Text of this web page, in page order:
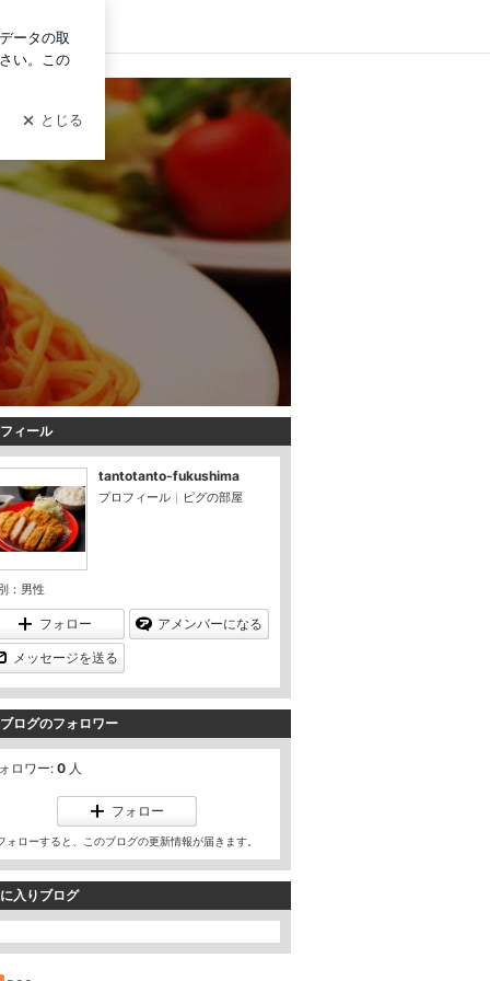
イン
ィール
tantotanto-fukushima
プロフィール ｜ ピグの部屋
： 男性
フォロー アメンバーになる
メッセージを送る
ログのフォロワー
ロワー: 0 人
フォロー
ォローすると、このブログの更新情報が届きます。
入りブログ